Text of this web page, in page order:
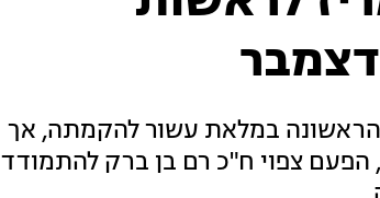
במלאת עשור להקמתה, אך
הפעם צפוי ח"כ רם בן ברק להתמודד